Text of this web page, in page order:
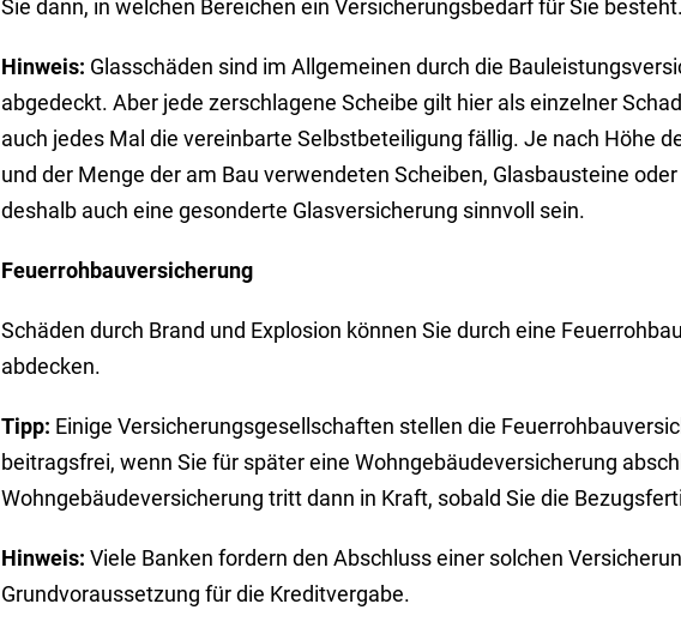
Sie dann, in welchen Bereichen ein Versicherungsbedarf für Sie besteht.
Hinweis: Glasschäden sind im Allgemeinen durch die
abgedeckt. Aber jede zerschlagene Scheibe gilt hier als einzelner
auch jedes Mal die vereinbarte Selbstbeteiligung fällig. Je nach Höhe
und der Menge der am Bau verwendeten Scheiben, Glasbausteine
deshalb auch eine gesonderte Glasversicherung sinnvoll sein.
Feuerrohbauversicherung
Schäden durch Brand und Explosion können Sie durch eine
abdecken.
Tipp: Einige Versicherungsgesellschaften stellen die
beitragsfrei, wenn Sie für später eine Wohngebäudeversicherung
Wohngebäudeversicherung tritt dann in Kraft, sobald Sie die
Hinweis: Viele Banken fordern den Abschluss einer solchen
Grundvoraussetzung für die Kreditvergabe.